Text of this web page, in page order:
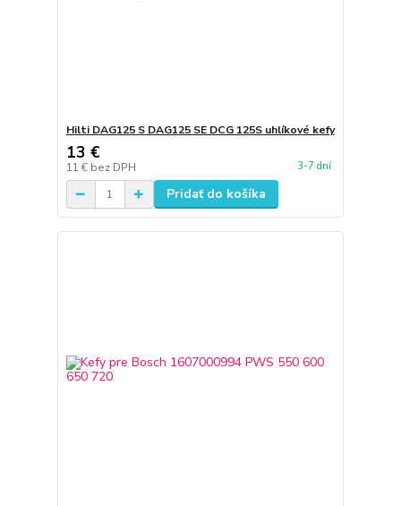
Hilti DAG125 S DAG125 SE DCG 125S uhlíkové kefy
13 €
11 € bez DPH 3-7 dní
Pridať do košíka